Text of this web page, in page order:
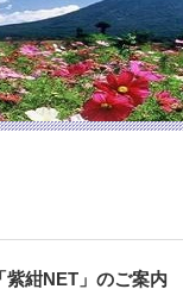
紺NET」のご案内